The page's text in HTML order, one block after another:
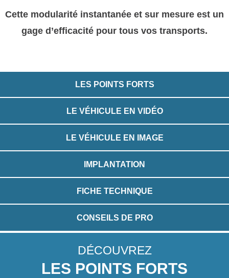
Cette modularité instantanée et sur mesure est un
gage d’efficacité pour tous vos transports.
LES POINTS FORTS
LE VÉHICULE EN VIDÉO
LE VÉHICULE EN IMAGE
IMPLANTATION
FICHE TECHNIQUE
CONSEILS DE PRO
DÉCOUVREZ
LES POINTS FORTS